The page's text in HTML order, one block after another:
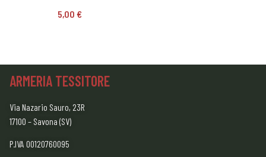
5,00 €
ARMERIA TESSITORE
Via Nazario Sauro, 23R
17100 – Savona (SV)
P.IVA 00120760095